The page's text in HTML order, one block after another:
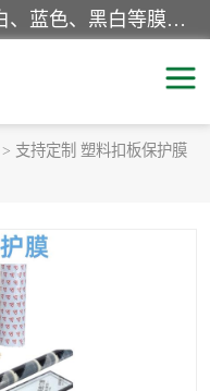
该类保护膜有复合，透明、奶白、蓝色、黑白等膜型。特高粘，高粘，中高粘，中粘，中低粘，低粘等。对于不同的粘力要求有相应的产品相适配。无胶渍残留污染。在较宽的收卷幅度下平整无皱纹，收卷长度大，利于机械化及自动化施工粘贴。为您的产品提供的表面保护解决方案。 产品广泛适用于：铝材、不锈钢、金属、塑料、电子、家电、家具、玻璃、化工材料、装饰材料等。
> 支持定制 塑料扣板保护膜
具保护膜
明保护膜
白保护膜